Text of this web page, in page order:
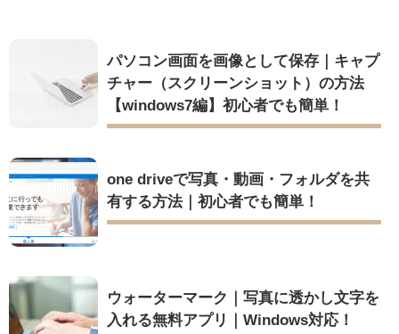
パソコン画面を画像として保存｜キャプ
チャー（スクリーンショット）の方法
【windows7編】初心者でも簡単！
one driveで写真・動画・フォルダを共
有する方法｜初心者でも簡単！
ウォーターマーク｜写真に透かし文字を
入れる無料アプリ｜Windows対応！